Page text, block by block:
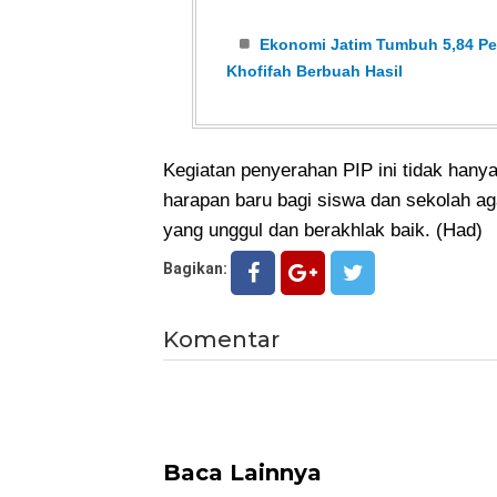
Ekonomi Jatim Tumbuh 5,84
Khofifah Berbuah Hasil
Kegiatan penyerahan PIP ini tidak
harapan baru bagi siswa dan sekolah
yang unggul dan berakhlak baik. (Had)
Bagikan:
Komentar
Baca Lainnya